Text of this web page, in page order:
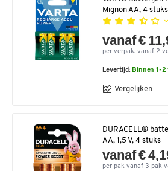
Mignon AA, 4 stuks
vanaf €
per verpak. vanaf 2
Levertijd: Binnen 1-2
Vergelijken
DURACELL®
AA, 1,5 V, 4 stuks
vanaf €
per pak vanaf 3 pak